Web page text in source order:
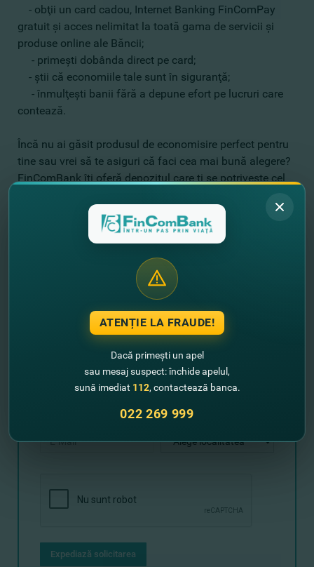
- obţii un card cadou, Internet Banking FinComPay
gratuit şi acces nelimitat la toată gama de servicii şi
produse online ale Băncii;
- primeşti dobânda direct pe card;
- ştii că economiile tale sunt în siguranţă;
- înmulţeşti banii fără a depune efort pe lucruri care
contează.
Încă nu ai găsit produsul de economisire perfect pentru
tine sau vrei să te asiguri că faci cea mai bună alegere?
FinComBank îţi oferă depozitul care ţi se potriveşte cel
Te aşteptăm cu drag însucursalele Băncii
noiembrie - 6 decembrie 2019! Nu rata şansa,
Lasă-ne datele tale de contact şi noi
revenim cu un sunet!
+373
Expediază solicitarea
ATENȚIE LA FRAUDE!
Dacă primești un apel
sau mesaj suspect: închide apelul,
sună imediat 112, contactează banca.
022 269 999